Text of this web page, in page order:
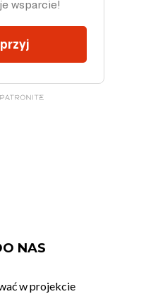
NAS
w projekcie